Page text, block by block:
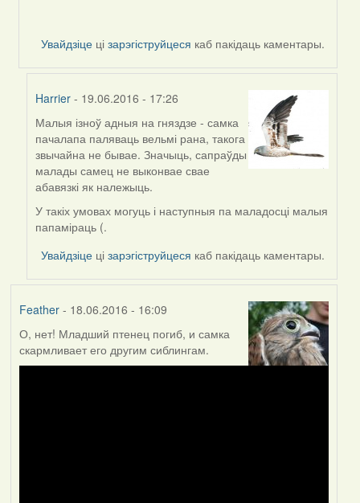
Увайдзіце цізарэгіструйцеся каб пакідаць каментары.
Harrier - 19.06.2016 - 17:26
In
reply
to
by
Harrier
Малыя ізноў адныя на гняздзе - самка
пачалапа паляваць вельмі рана, такога
звычайна не бывае. Значыць, сапраўды
малады самец не выконвае свае
абавязкі як належыць.
У такіх умовах могуць і наступныя па маладосці малыя
папаміраць (.
Увайдзіце цізарэгіструйцеся каб пакідаць каментары.
Feather- 18.06.2016 - 16:09
О, нет! Младший птенец погиб, и самка
скармливает его другим сиблингам.